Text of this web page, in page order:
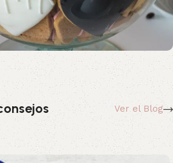
personalizado
hacerlo.
Ver el Blog